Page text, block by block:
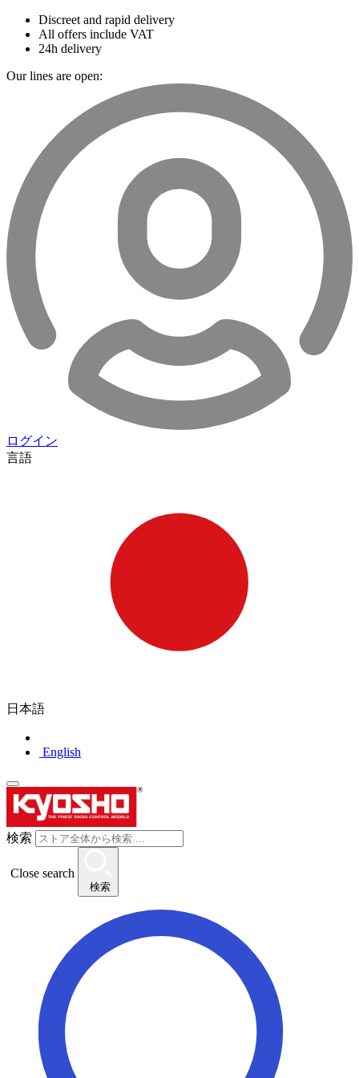
Discreet and rapid delivery
All offers include VAT
24h delivery
Our lines are open:
ログイン
言語
日本語
English
検索
Close search
検索